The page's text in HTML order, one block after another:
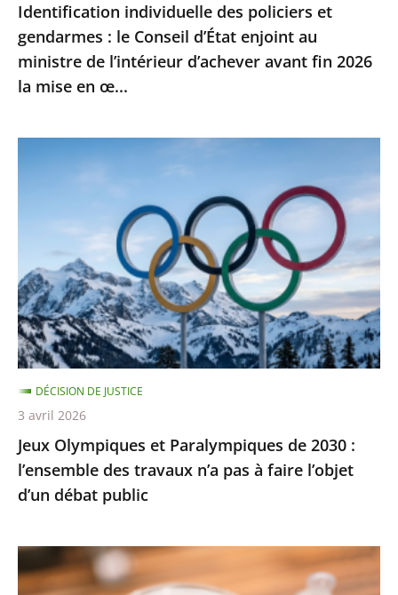
ministre
de
l’intérieur
d’achever
fin
œ...
Identification individuelle des policiers et
gendarmes : le Conseil d’État enjoint au
ministre de l’intérieur d’achever avant fin 2026
la mise en œ...
Olympiques
Paralympiques
2030
:
l’ensemble
des
travaux
n’a
pas
à
faire
l’objet
débat
public
Jeux Olympiques et Paralympiques de 2030 :
l’ensemble des travaux n’a pas à faire l’objet
d’un débat public
DÉCISION DE JUSTICE
3 avril 2026
Laits
infantiles